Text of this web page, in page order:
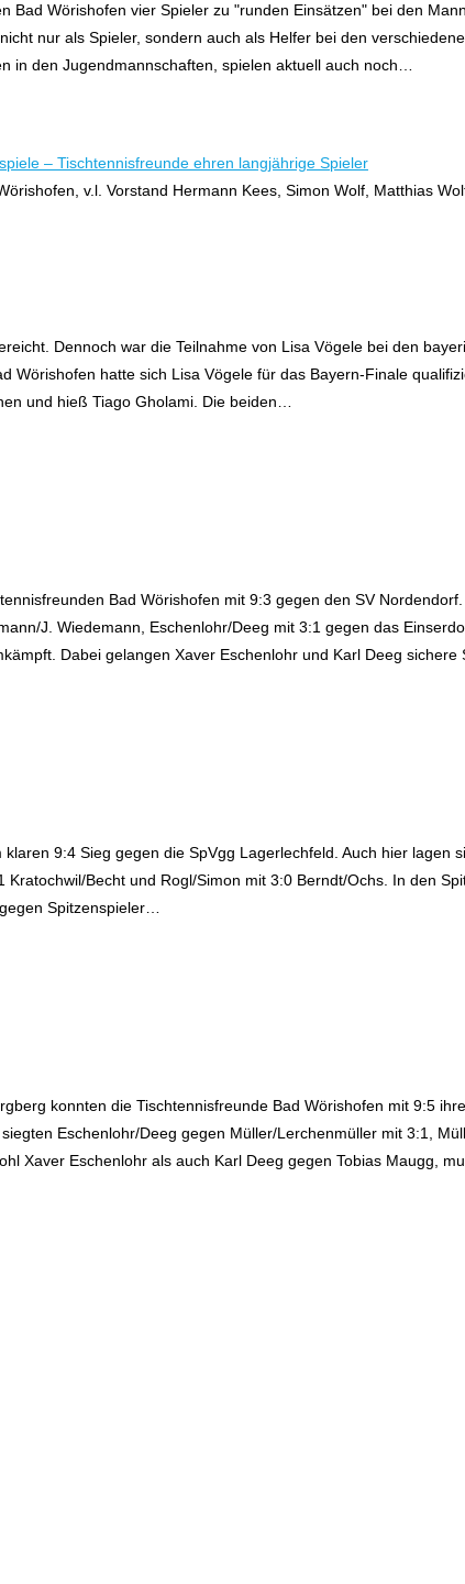
Wörishofen vier Spieler zu "runden Einsätzen" bei den
nur als Spieler, sondern auch als Helfer bei den
in den Jugendmannschaften, spielen aktuell auch noch…
v.l. Vorstand Hermann Kees, Simon Wolf, Matthias
Dennoch war die Teilnahme von Lisa Vögele bei den
hatte sich Lisa Vögele für das Bayern-Finale
und hieß Tiago Gholami. Die beiden…
Bad Wörishofen mit 9:3 gegen den SV
J. Wiedemann, Eschenlohr/Deeg mit 3:1 gegen das
Dabei gelangen Xaver Eschenlohr und Karl Deeg sichere
9:4 Sieg gegen die SpVgg Lagerlechfeld. Auch hier lagen
Becht und Rogl/Simon mit 3:0 Berndt/Ochs. In den
Spitzenspieler…
konnten die Tischtennisfreunde Bad Wörishofen mit 9:5
Eschenlohr/Deeg gegen Müller/Lerchenmüller mit 3:1,
Xaver Eschenlohr als auch Karl Deeg gegen Tobias Maugg,